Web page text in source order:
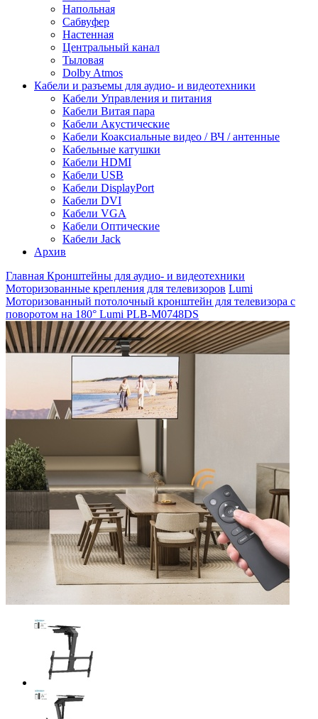
Напольная
Сабвуфер
Настенная
Центральный канал
Тыловая
Dolby Atmos
Кабели и разъемы для аудио- и видеотехники
Кабели Управления и питания
Кабели Витая пара
Кабели Акустические
Кабели Коаксиальные видео / ВЧ / антенные
Кабельные катушки
Кабели HDMI
Кабели USB
Кабели DisplayPort
Кабели DVI
Кабели VGA
Кабели Оптические
Кабели Jack
Архив
Главная Кронштейны для аудио- и видеотехники
Моторизованные крепления для телевизоров Lumi
Моторизованный потолочный кронштейн для телевизора c
поворотом на 180° Lumi PLB-M0748DS